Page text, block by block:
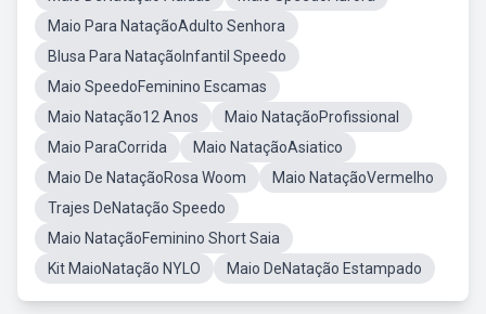
Maio Para NataçãoAdulto Senhora
Blusa Para NataçãoInfantil Speedo
Maio SpeedoFeminino Escamas
Maio Natação12 Anos
Maio NataçãoProfissional
Maio ParaCorrida
Maio NataçãoAsiatico
Maio De NataçãoRosa Woom
Maio NataçãoVermelho
Trajes DeNatação Speedo
Maio NataçãoFeminino Short Saia
Kit MaioNatação NYLO
Maio DeNatação Estampado